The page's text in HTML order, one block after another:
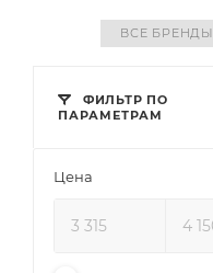
ВСЕ БРЕНДЫ
ФИЛЬТР ПО
ПАРАМЕТРАМ
Цена